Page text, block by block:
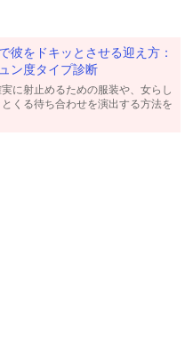
彼をドキッとさせる迎え方：
ン度タイプ診断
に射止めるための服装や、女らし
くる待ち合わせを演出する方法を